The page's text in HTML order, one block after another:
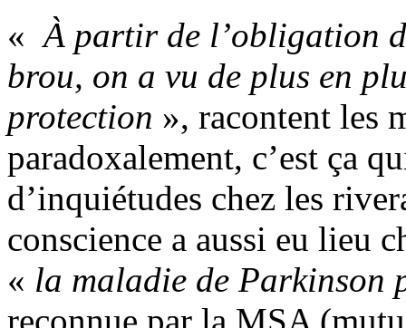
« À partir de l’obligation
brou, on a vu de plus en
protection », racontent les
paradoxalement, c’est ça
d’inquiétudes chez les
conscience a aussi eu lieu
« la maladie de Parkinson
reconnue par la MSA